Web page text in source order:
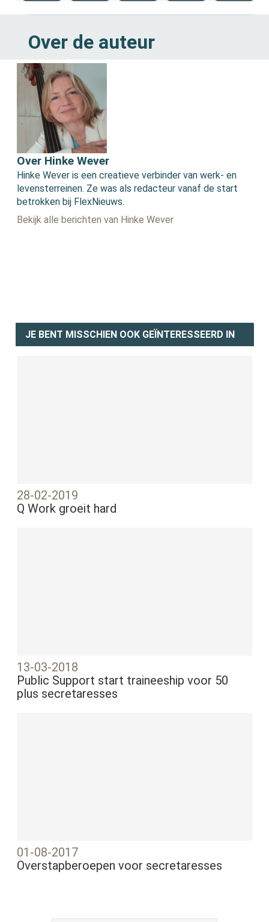
Over de auteur
Over Hinke Wever
Hinke Wever is een creatieve verbinder van werk- en
levensterreinen. Ze was als redacteur vanaf de start
betrokken bij FlexNieuws.
Bekijk alle berichten van Hinke Wever
JE BENT MISSCHIEN OOK GEÏNTERESSEERD IN
28-02-2019
Q Work groeit hard
13-03-2018
Public Support start traineeship voor 50
plus secretaresses
01-08-2017
Overstapberoepen voor secretaresses